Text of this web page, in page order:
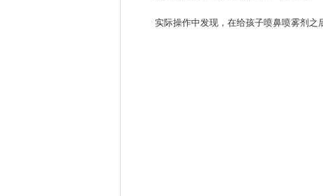
实际操作中发现，在给孩子喷鼻喷雾剂之